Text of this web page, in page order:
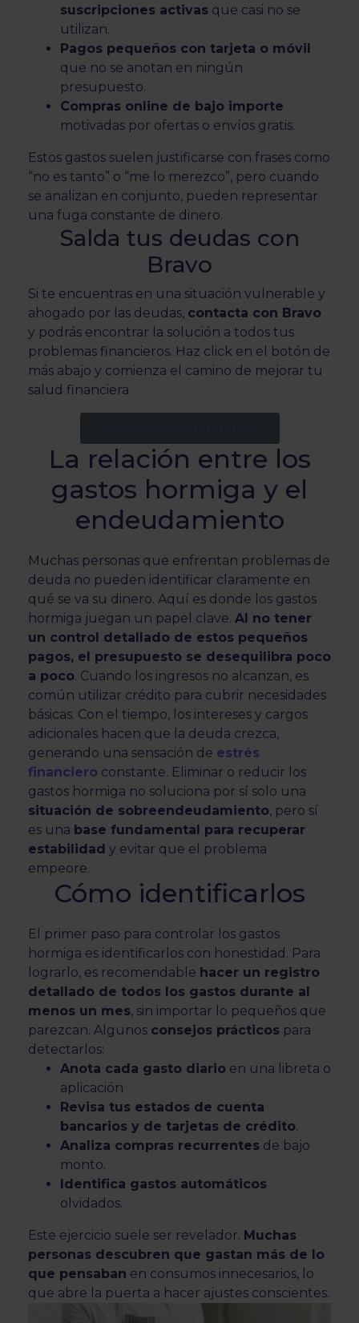
suscripciones activas que casi no se
utilizan.
Pagos pequeños con tarjeta o móvil
que no se anotan en ningún
presupuesto.
Compras online de bajo importe
motivadas por ofertas o envíos gratis.
Estos gastos suelen justificarse con frases como
“no es tanto” o “me lo merezco”, pero cuando
se analizan en conjunto, pueden representar
una fuga constante de dinero.
Salda tus deudas con
Bravo
Si te encuentras en una situación vulnerable y
ahogado por las deudas, contacta con Bravo
y podrás encontrar la solución a todos tus
problemas financieros. Haz click en el botón de
más abajo y comienza el camino de mejorar tu
salud financiera.
Asésorate sin compromiso
La relación entre los
gastos hormiga y el
endeudamiento
Muchas personas que enfrentan problemas de
deuda no pueden identificar claramente en
qué se va su dinero. Aquí es donde los gastos
hormiga juegan un papel clave. Al no tener
un control detallado de estos pequeños
pagos, el presupuesto se desequilibra poco
a poco. Cuando los ingresos no alcanzan, es
común utilizar crédito para cubrir necesidades
básicas. Con el tiempo, los intereses y cargos
adicionales hacen que la deuda crezca,
generando una sensación de estrés
financiero constante. Eliminar o reducir los
gastos hormiga no soluciona por sí solo una
situación de sobreendeudamiento, pero sí
es una base fundamental para recuperar
estabilidad y evitar que el problema
empeore.
Cómo identificarlos
El primer paso para controlar los gastos
hormiga es identificarlos con honestidad. Para
lograrlo, es recomendable hacer un registro
detallado de todos los gastos durante al
menos un mes, sin importar lo pequeños que
parezcan. Algunos consejos prácticos para
detectarlos:
Anota cada gasto diario en una libreta o
aplicación
Revisa tus estados de cuenta
bancarios y de tarjetas de crédito.
Analiza compras recurrentes de bajo
monto.
Identifica gastos automáticos
olvidados.
Este ejercicio suele ser revelador. Muchas
personas descubren que gastan más de lo
que pensaban en consumos innecesarios, lo
que abre la puerta a hacer ajustes conscientes.